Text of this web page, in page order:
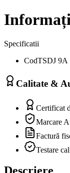
Specificatii
CodTSDJ 9A
Calitate &
Certificat
Marcare
Factură
Testare